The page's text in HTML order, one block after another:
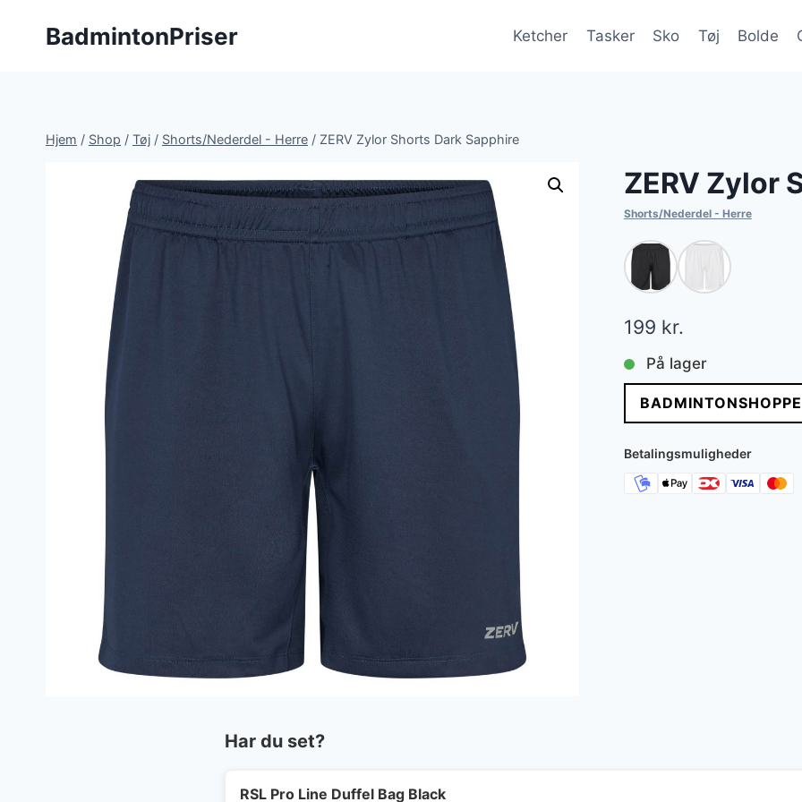
BadmintonPriser Ketcher Tasker Sko Tøj Bolde
Hjem / Shop / Tøj / Shorts/Nederdel - Herre / ZERV Zylor Shorts Dark Sapphire
ZERV Zylor
Shorts/Nederdel - Herre
199 kr.
På lager
Betalingsmuligheder
Har du set?
RSL Pro Line Duffel Bag Black